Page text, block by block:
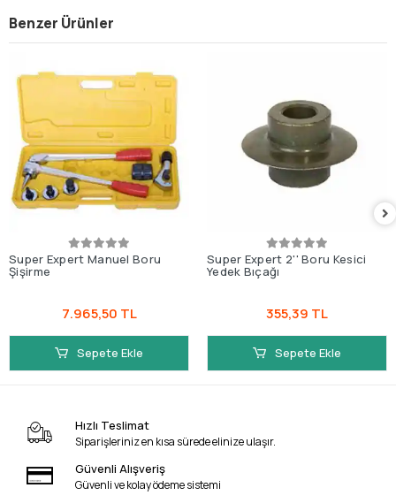
Benzer Ürünler
Super Expert Manuel Boru
Şişirme
7.965,50 TL
Sepete Ekle
Super Expert 2'' Boru Kesici
Yedek Bıçağı
355,39 TL
Sepete Ekle
Hızlı Teslimat
Siparişleriniz en kısa sürede elinize ulaşır.
Güvenli Alışveriş
Güvenli ve kolay ödeme sistemi